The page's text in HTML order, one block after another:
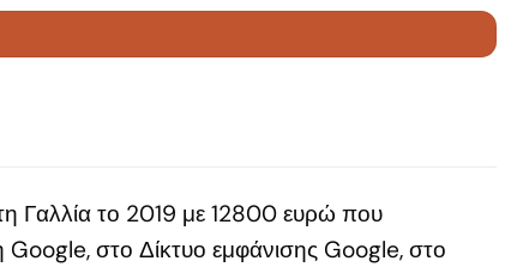
Γαλλία το 2019 με 12800 ευρώ που
στο Δίκτυο εμφάνισης Google, στο